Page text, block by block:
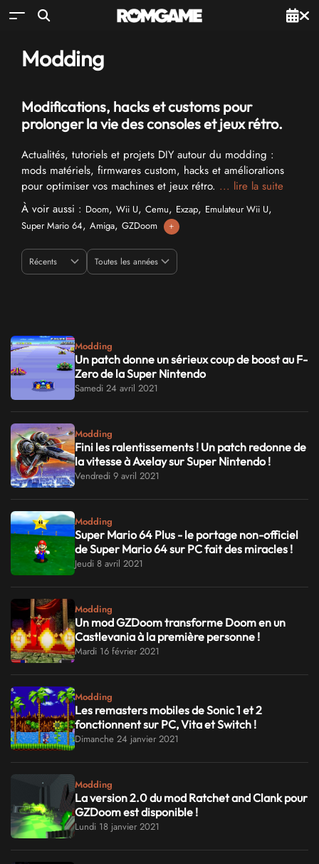
Modding
Modifications, hacks et customs pour
prolonger la vie des consoles et jeux rétro.
Actualités, tutoriels et projets DIY autour du modding :
mods matériels, firmwares custom, hacks et améliorations
pour optimiser vos machines et jeux rétro. ... lire la suite
À voir aussi : Doom, Wii U, Cemu, Exzap, Emulateur Wii U,
Super Mario 64, Amiga, GZDoom +
Modding
Un patch donne un sérieux coup de boost au F-
Zero de la Super Nintendo
Samedi 24 avril 2021
Modding
Fini les ralentissements ! Un patch redonne de
la vitesse à Axelay sur Super Nintendo !
Vendredi 9 avril 2021
Modding
Super Mario 64 Plus - le portage non-officiel
de Super Mario 64 sur PC fait des miracles !
Jeudi 8 avril 2021
Modding
Un mod GZDoom transforme Doom en un
Castlevania à la première personne !
Mardi 16 février 2021
Modding
Les remasters mobiles de Sonic 1 et 2
fonctionnent sur PC, Vita et Switch !
Dimanche 24 janvier 2021
Modding
La version 2.0 du mod Ratchet and Clank pour
GZDoom est disponible !
Lundi 18 janvier 2021